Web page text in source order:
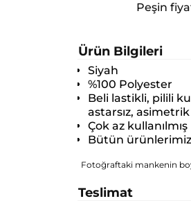
Peşin
Ürün Bilgileri
Siyah
%100 Polyester
Beli lastikli, pilili
astarsız,
Çok az kullanılmış
Bütün
Fotoğraftaki mankenin
Teslimat